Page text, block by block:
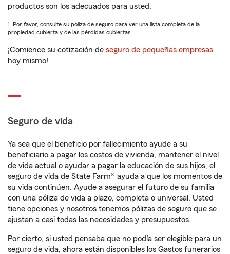
productos son los adecuados para usted.
1. Por favor, consulte su póliza de seguro para ver una lista completa de la
propiedad cubierta y de las pérdidas cubiertas.
¡Comience su cotización de seguro de pequeñas empresas
hoy mismo!
Seguro de vida
Ya sea que el beneficio por fallecimiento ayude a su
beneficiario a pagar los costos de vivienda, mantener el nivel
de vida actual o ayudar a pagar la educación de sus hijos, el
seguro de vida de State Farm® ayuda a que los momentos de
su vida continúen. Ayude a asegurar el futuro de su familia
con una póliza de vida a plazo, completa o universal. Usted
tiene opciones y nosotros tenemos pólizas de seguro que se
ajustan a casi todas las necesidades y presupuestos.
Por cierto, si usted pensaba que no podía ser elegible para un
seguro de vida, ahora están disponibles los Gastos funerarios